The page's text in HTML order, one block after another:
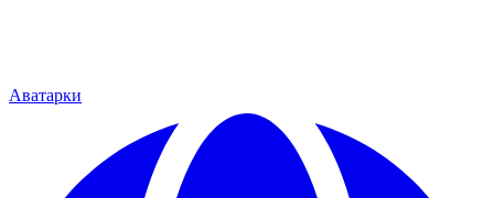
Аватарки